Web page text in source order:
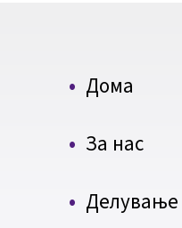
Дома
За нас
Делување